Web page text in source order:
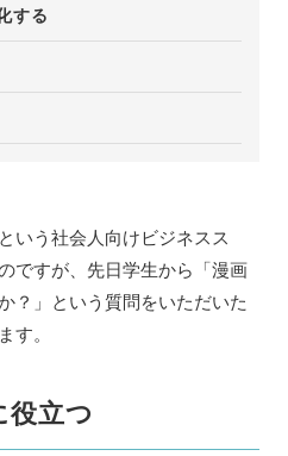
する
いう社会人向けビジネスス
ですが、先日学生から「漫画
？」という質問をいただいた
す。
立つ